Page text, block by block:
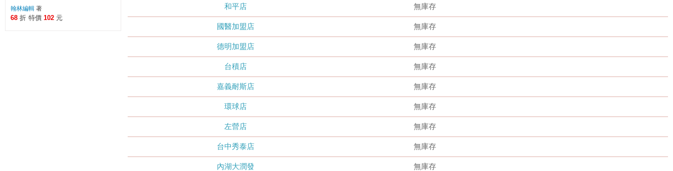
和平店 無庫存
國醫加盟店 無庫存
德明加盟店 無庫存
台積店 無庫存
嘉義耐斯店 無庫存
環球店 無庫存
左營店 無庫存
台中秀泰店 無庫存
內湖大潤發 無庫存
翰林編輯 著
68 折 特價 102 元